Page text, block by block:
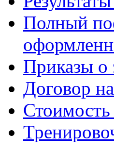
Полный
Приказы о
Договор